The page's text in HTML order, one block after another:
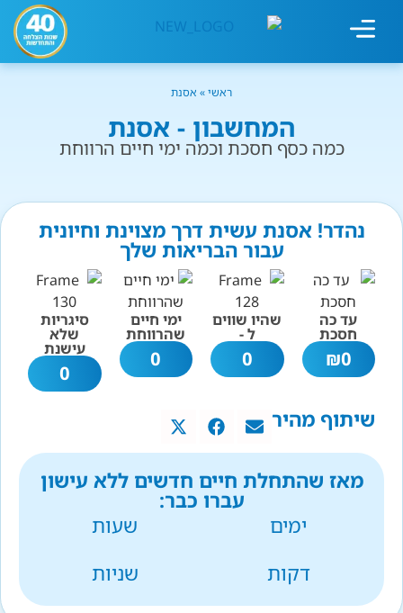
ראשי» אסנת
המחשבון - אסנת
כמה כסף חסכת וכמה ימי חיים הרווחת
נהדר! אסנת עשית דרך מצוינת וחיונית
עבור הבריאות שלך
עד כה
חסכת
0
₪
שהיו שווים
ל -
0
ימי חיים
שהרווחת
0
סיגריות
שלא
עישנת
0
שיתוף מהיר
מאז שהתחלת חיים חדשים ללא עישון
עברו כבר:
ימים
שעות
דקות
שניות